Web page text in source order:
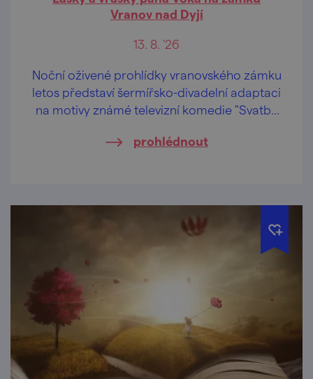
Vranov nad Dyjí
13. 8. '26
Noční oživené prohlídky vranovského zámku
letos představí šermířsko-divadelní adaptaci
na motivy známé televizní komedie "Svatby
prohlédnout